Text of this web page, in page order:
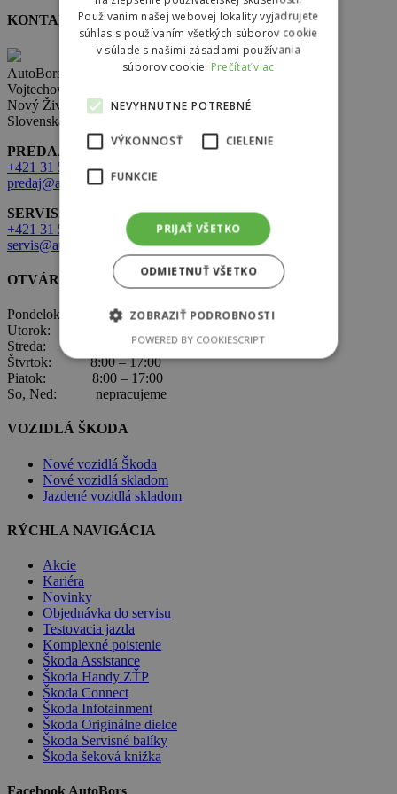
KONTAKT
AutoBors s.r.o.
Vojtechovce 321,
Nový Život 930 38
Slovenská republika
PREDAJ:
+421 31 569 2 502
predaj@autobors.sk
SERVIS:
+421 31 569 1 080
servis@autobors.sk
OTVÁRACIE HODINY
Pondelok: 8:00 – 17:00
Utorok: 8:00 – 17:00
Streda: 8:00 – 17:00
Štvrtok: 8:00 – 17:00
Piatok: 8:00 – 17:00
So, Ned: nepracujeme
VOZIDLÁ ŠKODA
Nové vozidlá Škoda
Nové vozidlá skladom
Jazdené vozidlá skladom
RÝCHLA NAVIGÁCIA
Akcie
Kariéra
Novinky
Objednávka do servisu
Testovacia jazda
Komplexné poistenie
Škoda Assistance
Škoda Handy ZŤP
Škoda Connect
Škoda Infotainment
Škoda Originálne dielce
Škoda Servisné balíky
Škoda šeková knižka
Používaním našej webovej lokality vyjadrujete
súhlas s používaním všetkých súborov cookie
v súlade s našimi zásadami používania
súborov cookie. Prečítať viac
NEVYHNUTNE POTREBNÉ
VÝKONNOSŤ CIELENIE
FUNKCIE
PRIJAŤ VŠETKO
ODMIETNUŤ VŠETKO
ZOBRAZIŤ PODROBNOSTI
POWERED BY COOKIESCRIPT